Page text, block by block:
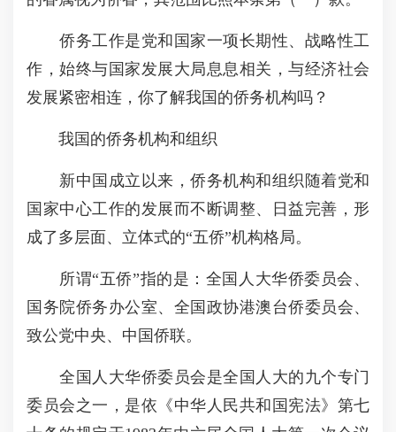
侨务工作是党和国家一项长期性、战略性工
作，始终与国家发展大局息息相关，与经济社会
发展紧密相连，你了解我国的侨务机构吗？
我国的侨务机构和组织
新中国成立以来，侨务机构和组织随着党和
国家中心工作的发展而不断调整、日益完善，形
成了多层面、立体式的“五侨”机构格局。
所谓“五侨”指的是：全国人大华侨委员会、
国务院侨务办公室、全国政协港澳台侨委员会、
致公党中央、中国侨联。
全国人大华侨委员会是全国人大的九个专门
委员会之一，是依《中华人民共和国宪法》第七